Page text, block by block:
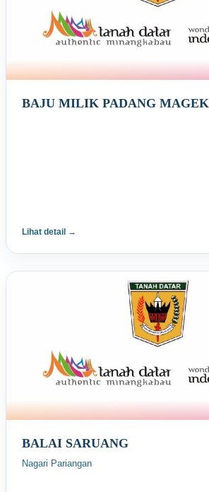
BAJU MILIK PADANG MAGEK
Lihat detail →
BALAI SARUANG
Nagari Pariangan